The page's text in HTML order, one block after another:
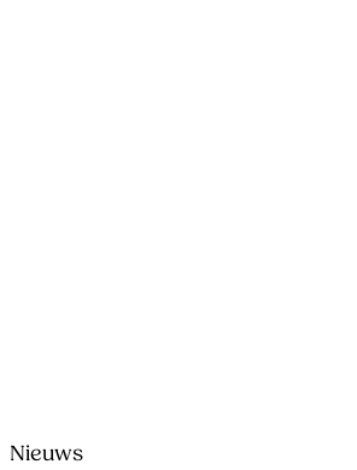
Nieuws